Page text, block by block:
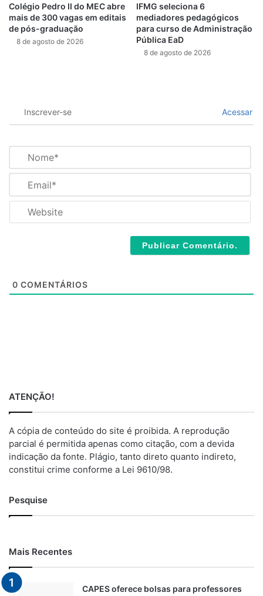
Colégio Pedro II do MEC abre
mais de 300 vagas em editais
de pós-graduação
8 de agosto de 2026
IFMG seleciona 6
mediadores pedagógicos
para curso de Administração
Pública EaD
8 de agosto de 2026
Inscrever-se Acessar
m
*a
l
0 COMENTÁRIOS
ATENÇÃO!
A cópia de conteúdo do site é proibida. A reprodução
parcial é permitida apenas como citação, com a devida
indicação da fonte. Plágio, tanto direto quanto indireto,
constitui crime conforme a Lei 9610/98.
Pesquise
Mais Recentes
CAPES oferece bolsas para professores